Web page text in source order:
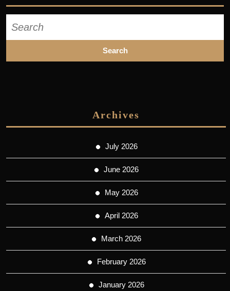
for:
Archives
July 2026
June 2026
May 2026
April 2026
March 2026
February 2026
January 2026